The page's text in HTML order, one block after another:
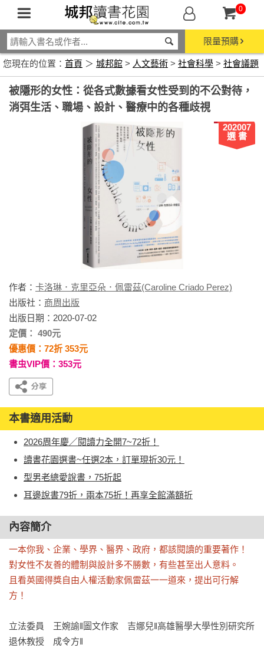
0
限量預購
您現在的位置： 首頁 ＞ 城邦館 > 人文藝術 > 社會科學 > 社會議題
被隱形的女性：從各式數據看女性受到的不公對待，
消弭生活、職場、設計、醫療中的各種歧視
202007
選 書
作者： 卡洛琳．克里亞朵．佩雷茲(Caroline Criado Perez)
出版社： 商周出版
出版日期：2020-07-02
定價： 490元
優惠價：72折 353元
書虫VIP價：353元
本書適用活動
2026周年慶／閱讀力全開7~72折！
讀書花園選書~任選2本，訂單現折30元！
型男老總愛說書，75折起
耳邊說書79折，兩本75折！再享全館滿額折
內容簡介
一本你我、企業、學界、醫界、政府，都該閱讀的重要著作！
對女性不友善的體制與設計多不勝數，有些甚至出人意料。
且看英國得獎自由人權活動家佩雷茲一一道來，提出可行解
方！
立法委員　王婉諭‖圖文作家　吉娜兒‖高雄醫學大學性別研究所
退休教授　成令方‖